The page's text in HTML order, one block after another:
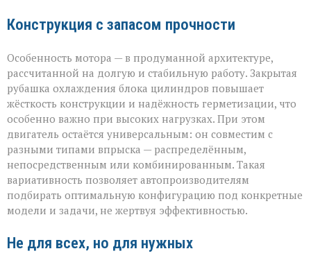
Конструкция с запасом прочности
Особенность мотора — в продуманной архитектуре,
рассчитанной на долгую и стабильную работу. Закрытая
рубашка охлаждения блока цилиндров повышает
жёсткость конструкции и надёжность герметизации, что
особенно важно при высоких нагрузках. При этом
двигатель остаётся универсальным: он совместим с
разными типами впрыска — распределённым,
непосредственным или комбинированным. Такая
вариативность позволяет автопроизводителям
подбирать оптимальную конфигурацию под конкретные
модели и задачи, не жертвуя эффективностью.
Не для всех, но для нужных